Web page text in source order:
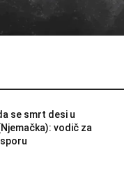
se smrt desi u
vodič za